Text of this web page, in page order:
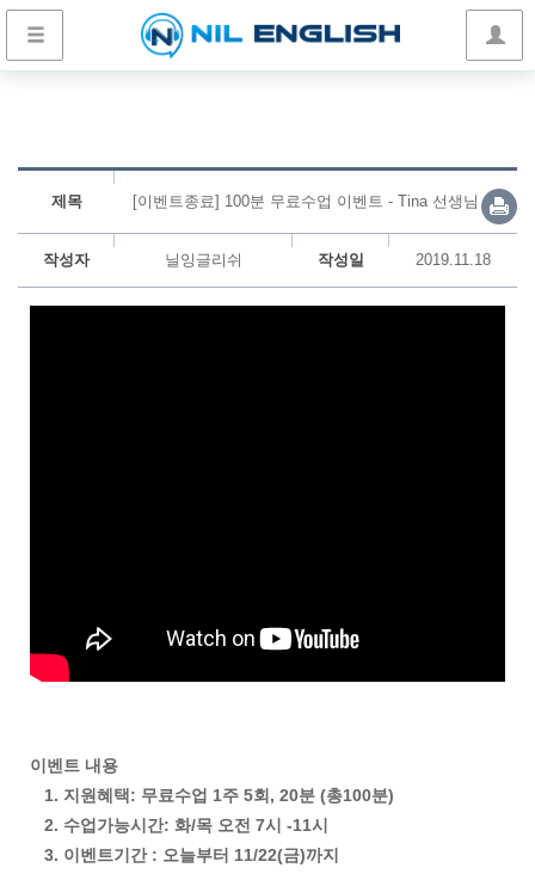
제목 [이벤트종료] 100분 무료수업 이벤트 - Tina 선생님
작성자 닐잉글리쉬 작성일 2019.11.18
이벤트 내용
1. 지원혜택: 무료수업 1주 5회, 20분 (총100분)
2. 수업가능시간: 화/목 오전 7시 -11시
3. 이벤트기간 : 오늘부터 11/22(금)까지